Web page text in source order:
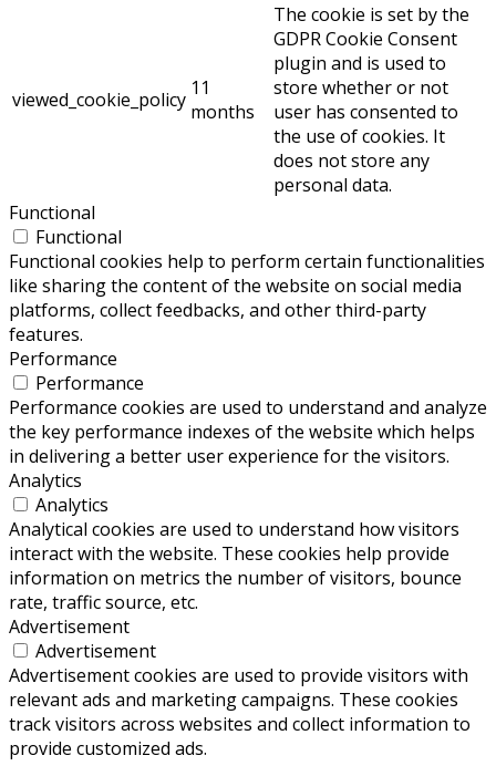
viewed_cookie_policy 11
months
The cookie is set by the
GDPR Cookie Consent
plugin and is used to
store whether or not
user has consented to
the use of cookies. It
does not store any
personal data.
Functional
Functional
Functional cookies help to perform certain functionalities
like sharing the content of the website on social media
platforms, collect feedbacks, and other third-party
features.
Performance
Performance
Performance cookies are used to understand and analyze
the key performance indexes of the website which helps
in delivering a better user experience for the visitors.
Analytics
Analytics
Analytical cookies are used to understand how visitors
interact with the website. These cookies help provide
information on metrics the number of visitors, bounce
rate, traffic source, etc.
Advertisement
Advertisement
Advertisement cookies are used to provide visitors with
relevant ads and marketing campaigns. These cookies
track visitors across websites and collect information to
provide customized ads.